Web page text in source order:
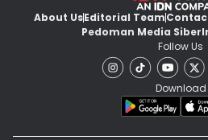
About UsEditorial Team
Pedoman Media Siber
Follow Us
Download